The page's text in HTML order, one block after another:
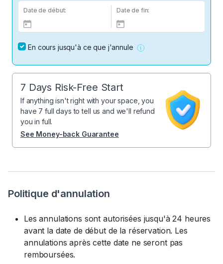
Politique d'annulation
Les annulations sont autorisées jusqu'à 24 heures
avant la date de début de la réservation. Les
annulations après cette date ne seront pas
remboursées.
Date de début: Date de fin:
En cours jusqu'à ce que j'annule
7 Days Risk-Free Start
If anything isn't right with your space, you
have 7 full days to tell us and we'll refund
you in full.
See Money-back Guarantee